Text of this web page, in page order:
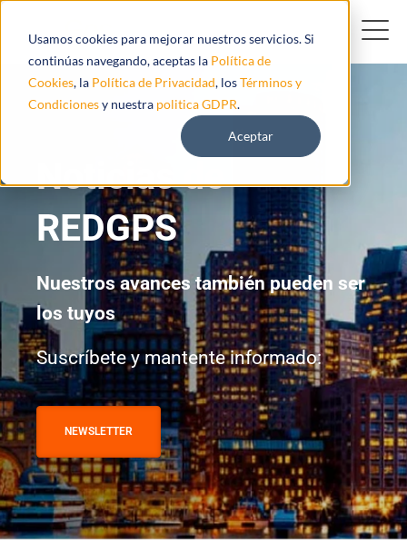
Usamos cookies para mejorar nuestros servicios. Si
continúas navegando, aceptas la Política de
Cookies, la Política de Privacidad, losTérminos y
Condicionesy nuestra politica GDPR.
Aceptar
Noticias de
REDGPS
Nuestros avances también pueden ser
los tuyos
Suscríbete y mantente informado:
NEWSLETTER